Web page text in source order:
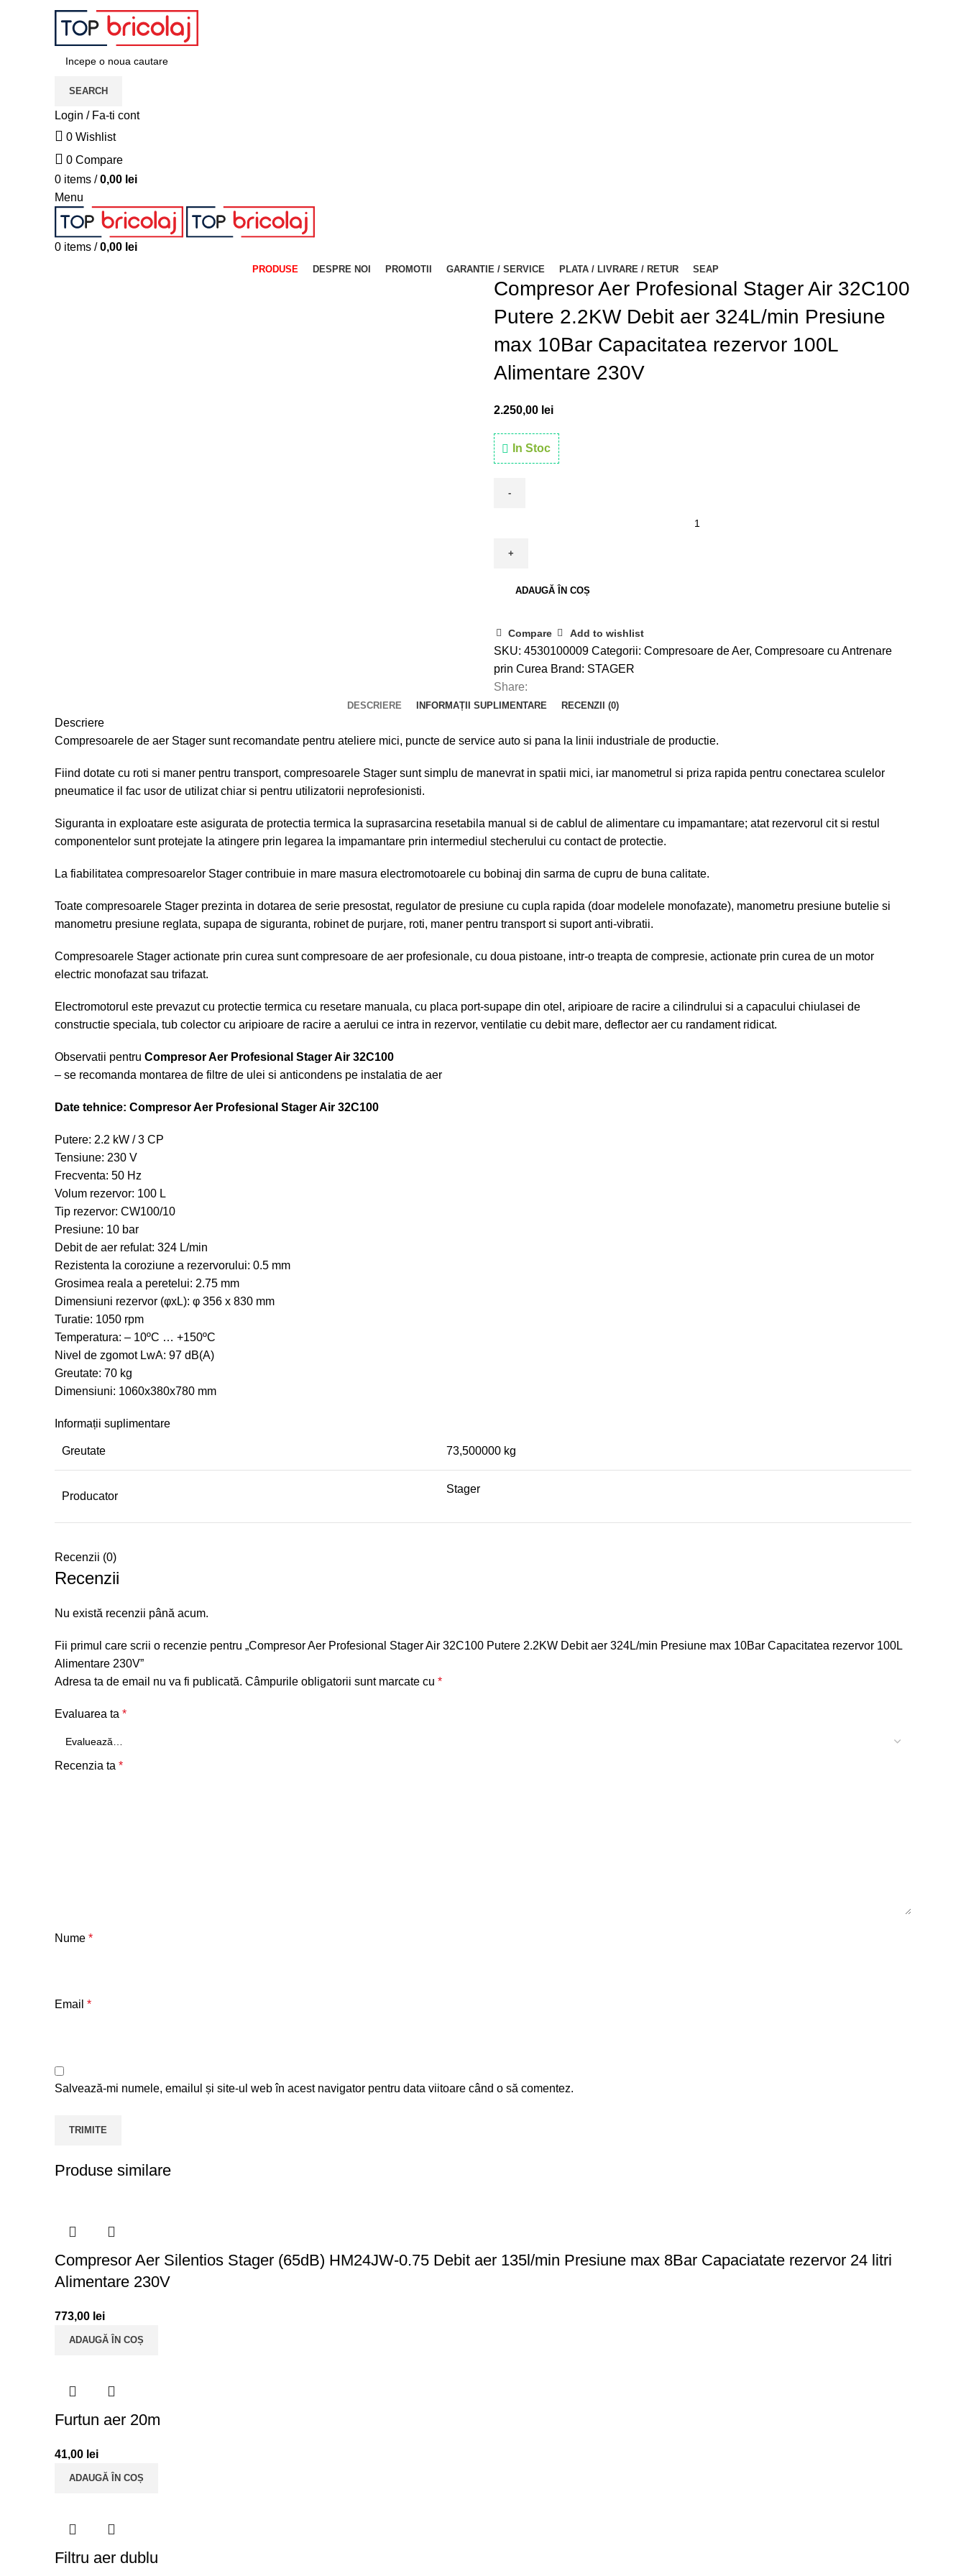
SEARCH
Login / Fa-ti cont
0 Wishlist
0 Compare
0 items / 0,00 lei
Menu
0 items / 0,00 lei
PRODUSE DESPRE NOI PROMOTII GARANTIE / SERVICE PLATA / LIVRARE / RETUR SEAP
Compresor Aer Profesional Stager Air 32C100
Putere 2.2KW Debit aer 324L/min Presiune
max 10Bar Capacitatea rezervor 100L
Alimentare 230V
2.250,00 lei
In Stoc
ADAUGĂ ÎN COȘ
Compare Add to wishlist
SKU: 4530100009 Categorii: Compresoare de Aer, Compresoare cu Antrenare
prin Curea Brand: STAGER
Share:
DESCRIERE INFORMAȚII SUPLIMENTARE RECENZII (0)
Descriere
Compresoarele de aer Stager sunt recomandate pentru ateliere mici, puncte de service auto si pana la linii industriale de productie.
Fiind dotate cu roti si maner pentru transport, compresoarele Stager sunt simplu de manevrat in spatii mici, iar manometrul si priza rapida pentru conectarea sculelor
pneumatice il fac usor de utilizat chiar si pentru utilizatorii neprofesionisti.
Siguranta in exploatare este asigurata de protectia termica la suprasarcina resetabila manual si de cablul de alimentare cu impamantare; atat rezervorul cit si restul
componentelor sunt protejate la atingere prin legarea la impamantare prin intermediul stecherului cu contact de protectie.
La fiabilitatea compresoarelor Stager contribuie in mare masura electromotoarele cu bobinaj din sarma de cupru de buna calitate.
Toate compresoarele Stager prezinta in dotarea de serie presostat, regulator de presiune cu cupla rapida (doar modelele monofazate), manometru presiune butelie si
manometru presiune reglata, supapa de siguranta, robinet de purjare, roti, maner pentru transport si suport anti-vibratii.
Compresoarele Stager actionate prin curea sunt compresoare de aer profesionale, cu doua pistoane, intr-o treapta de compresie, actionate prin curea de un motor
electric monofazat sau trifazat.
Electromotorul este prevazut cu protectie termica cu resetare manuala, cu placa port-supape din otel, aripioare de racire a cilindrului si a capacului chiulasei de
constructie speciala, tub colector cu aripioare de racire a aerului ce intra in rezervor, ventilatie cu debit mare, deflector aer cu randament ridicat.
Observatii pentru Compresor Aer Profesional Stager Air 32C100
– se recomanda montarea de filtre de ulei si anticondens pe instalatia de aer
Date tehnice: Compresor Aer Profesional Stager Air 32C100
Putere: 2.2 kW / 3 CP
Tensiune: 230 V
Frecventa: 50 Hz
Volum rezervor: 100 L
Tip rezervor: CW100/10
Presiune: 10 bar
Debit de aer refulat: 324 L/min
Rezistenta la coroziune a rezervorului: 0.5 mm
Grosimea reala a peretelui: 2.75 mm
Dimensiuni rezervor (φxL): φ 356 x 830 mm
Turatie: 1050 rpm
Temperatura: – 10ºC … +150ºC
Nivel de zgomot LwA: 97 dB(A)
Greutate: 70 kg
Dimensiuni: 1060x380x780 mm
Informații suplimentare
Greutate 73,500000 kg
Producator
Stager
Recenzii (0)
Recenzii
Nu există recenzii până acum.
Fii primul care scrii o recenzie pentru „Compresor Aer Profesional Stager Air 32C100 Putere 2.2KW Debit aer 324L/min Presiune max 10Bar Capacitatea rezervor 100L
Alimentare 230V”
Adresa ta de email nu va fi publicată. Câmpurile obligatorii sunt marcate cu *
Evaluarea ta *
Recenzia ta *
Nume *
Email *
Salvează-mi numele, emailul și site-ul web în acest navigator pentru data viitoare când o să comentez.
Produse similare
Compresor Aer Silentios Stager (65dB) HM24JW-0.75 Debit aer 135l/min Presiune max 8Bar Capaciatate rezervor 24 litri
Alimentare 230V
773,00 lei
ADAUGĂ ÎN COȘ
Furtun aer 20m
41,00 lei
ADAUGĂ ÎN COȘ
Filtru aer dublu